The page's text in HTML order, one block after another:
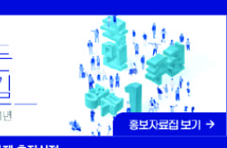
판
이
전
슬
라
이
판
다
음
슬
라
이
판
배
롤
링
정
판